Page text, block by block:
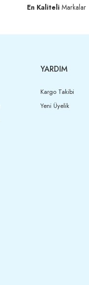
En KaliteliMarkalar
YARDIM
Kargo Takibi
Yeni Üyelik